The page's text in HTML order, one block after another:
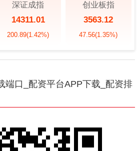
深证成指
14311.01
200.89(1.42%)
创业板指
3563.12
47.56(1.35%)
端口_配资平台APP下载_配资排